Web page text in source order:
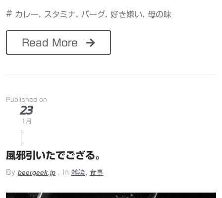
# カレー スタミナ バーグ 好き嫌い 母の味
Read More
Published on
23
1月
風邪引いたでござる。
By beergeek.jp , In 雑談, 食事